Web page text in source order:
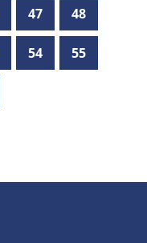
47 48
54 55